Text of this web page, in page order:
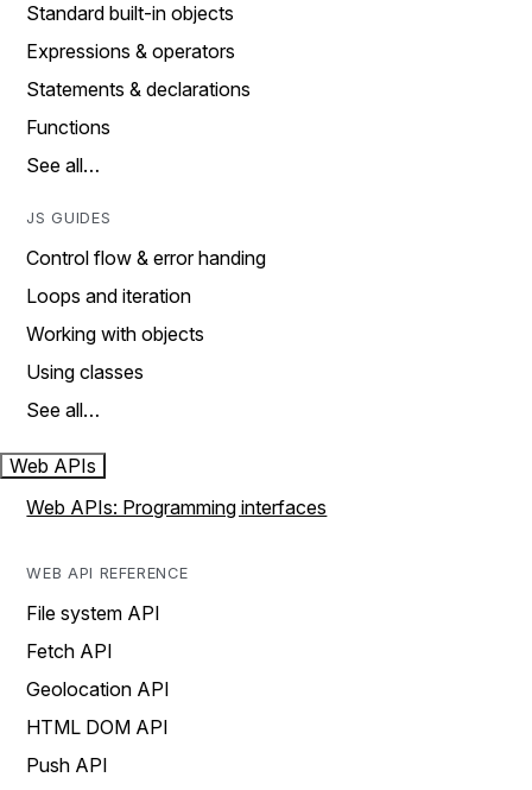
Standard built-in objects
Expressions & operators
Statements & declarations
Functions
See all…
JS GUIDES
Control flow & error handing
Loops and iteration
Working with objects
Using classes
See all…
Web APIs
Web APIs: Programming interfaces
WEB API REFERENCE
File system API
Fetch API
Geolocation API
HTML DOM API
Push API